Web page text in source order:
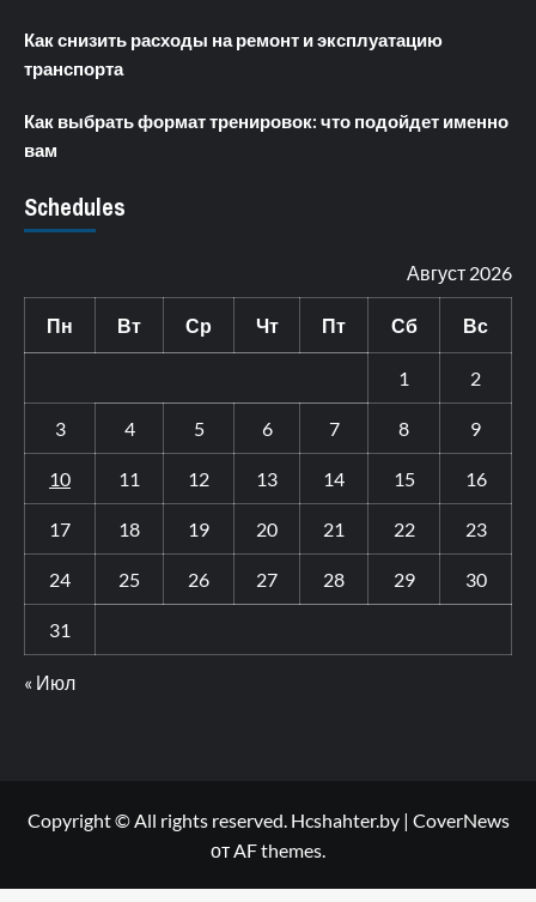
Как снизить расходы на ремонт и эксплуатацию
транспорта
Как выбрать формат тренировок: что подойдет именно
вам
Schedules
Август 2026
Пн Вт Ср Чт Пт Сб Вс
1 2
3 4 5 6 7 8 9
10 11 12 13 14 15 16
17 18 19 20 21 22 23
24 25 26 27 28 29 30
31
« Июл
Copyright © All rights reserved. Hcshahter.by | CoverNews
от AF themes.